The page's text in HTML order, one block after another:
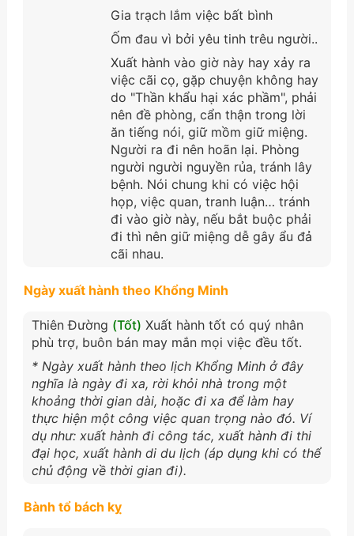
Gia trạch lắm việc bất bình
Ốm đau vì bởi yêu tinh trêu người..
Xuất hành vào giờ này hay xảy ra
việc cãi cọ, gặp chuyện không hay
do "Thần khẩu hại xác phầm", phải
nên đề phòng, cẩn thận trong lời
ăn tiếng nói, giữ mồm giữ miệng.
Người ra đi nên hoãn lại. Phòng
người người nguyền rủa, tránh lây
bệnh. Nói chung khi có việc hội
họp, việc quan, tranh luận… tránh
đi vào giờ này, nếu bắt buộc phải
đi thì nên giữ miệng dễ gây ẩu đả
cãi nhau.
Ngày xuất hành theo Khổng Minh
Thiên Đường (Tốt) Xuất hành tốt có quý nhân
phù trợ, buôn bán may mắn mọi việc đều tốt.
* Ngày xuất hành theo lịch Khổng Minh ở đây
nghĩa là ngày đi xa, rời khỏi nhà trong một
khoảng thời gian dài, hoặc đi xa để làm hay
thực hiện một công việc quan trọng nào đó. Ví
dụ như: xuất hành đi công tác, xuất hành đi thi
đại học, xuất hành di du lịch (áp dụng khi có thể
chủ động về thời gian đi).
Bành tổ bách kỵ